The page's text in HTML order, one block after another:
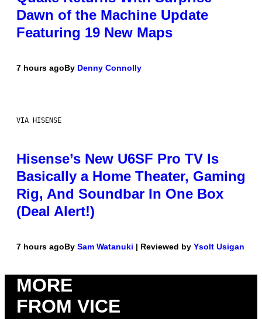
Dawn of the Machine Update
Featuring 19 New Maps
7 hours agoBy Denny Connolly
VIA HISENSE
Hisense’s New U6SF Pro TV Is
Basically a Home Theater, Gaming
Rig, And Soundbar In One Box
(Deal Alert!)
7 hours agoBy Sam Watanuki | Reviewed by Ysolt Usigan
MORE
FROM VICE